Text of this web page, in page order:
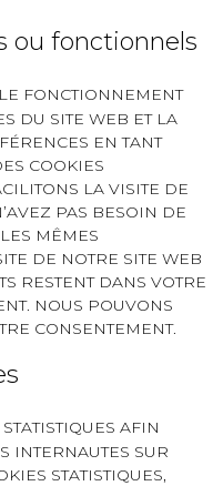
ou fonctionnels
FONCTIONNEMENT
DU SITE WEB ET LA
EN TANT
COOKIES
LA VISITE DE
PAS BESOIN DE
MÊMES
DE NOTRE SITE WEB
RESTENT DANS VOTRE
NOUS POUVONS
CONSENTEMENT.
AFIN
INTERNAUTES SUR
STATISTIQUES,